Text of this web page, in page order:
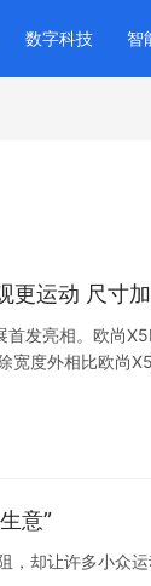
数字科技 智
更运动 尺寸
发亮相。欧尚
宽度外相比欧尚
意”
却让许多小众运